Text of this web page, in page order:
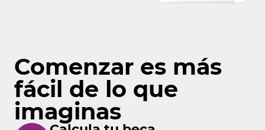
Comenzar es más
fácil de lo que
imaginas